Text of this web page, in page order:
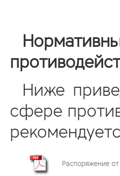
Ниже
сфере
Распоряжение